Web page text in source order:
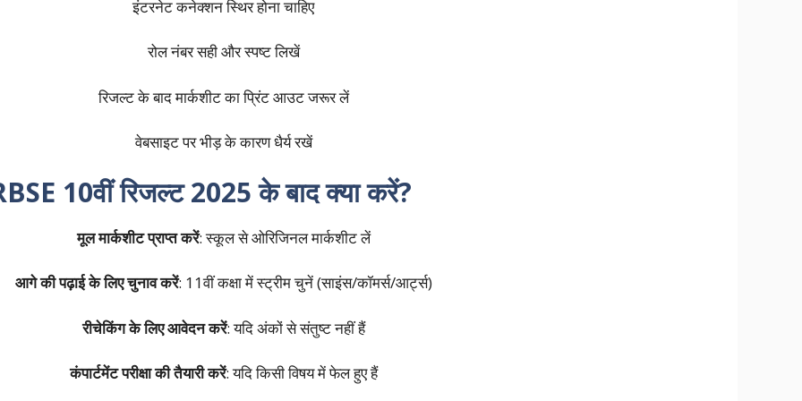
इंटरनेट कनेक्शन स्थिर होना चाहिए
रोल नंबर सही और स्पष्ट लिखें
रिजल्ट के बाद मार्कशीट का प्रिंट आउट जरूर लें
वेबसाइट पर भीड़ के कारण धैर्य रखें
10वीं रिजल्ट 2025 के बाद क्या करें?
मूल मार्कशीट प्राप्त करें: स्कूल से ओरिजिनल मार्कशीट लें
आगे की पढ़ाई के लिए चुनाव करें: 11वीं कक्षा में स्ट्रीम चुनें (साइंस/कॉमर्स/आर्ट्स)
रीचेकिंग के लिए आवेदन करें: यदि अंकों से संतुष्ट नहीं हैं
कंपार्टमेंट परीक्षा की तैयारी करें: यदि किसी विषय में फेल हुए हैं